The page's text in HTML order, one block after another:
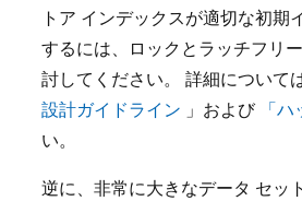
トア インデックスが適切な初
するには、ロックとラッチフリ
討してください。 詳細について
設計ガイドライン 」および 「
い。
逆に、非常に大きなデータ セッ